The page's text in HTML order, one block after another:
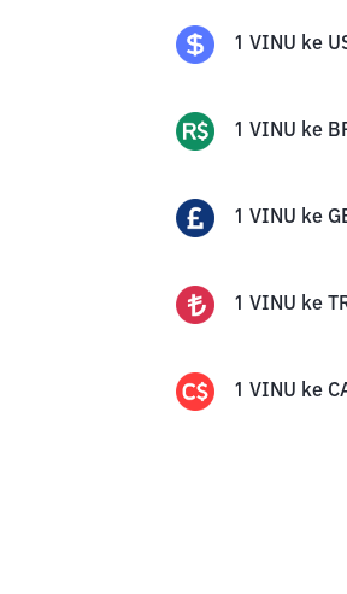
1 VINU ke
1 VINU ke
1 VINU ke
1 VINU ke
1 VINU ke